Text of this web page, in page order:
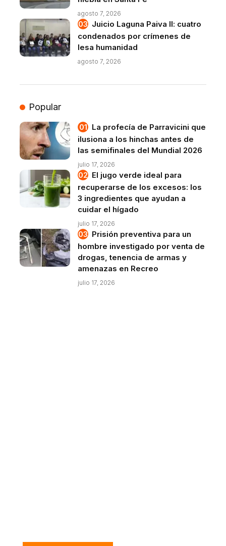
agosto 7, 2026
Juicio Laguna Paiva II: cuatro
condenados por crímenes de
lesa humanidad
agosto 7, 2026
Popular
La profecía de Parravicini que
ilusiona a los hinchas antes de
las semifinales del Mundial 2026
julio 17, 2026
El jugo verde ideal para
recuperarse de los excesos: los
3 ingredientes que ayudan a
cuidar el hígado
julio 17, 2026
Prisión preventiva para un
hombre investigado por venta de
drogas, tenencia de armas y
amenazas en Recreo
julio 17, 2026